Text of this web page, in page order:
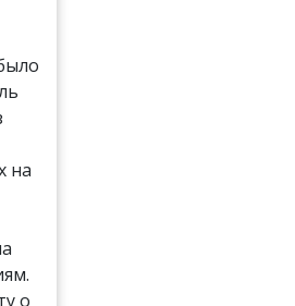
на
о